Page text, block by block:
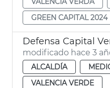
GREEN CAPITAL 2024
Defensa Capital
modificado hace 3
ALCALDÍA
VALENCIA VERDE